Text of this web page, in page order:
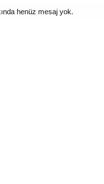
henüz mesaj yok.